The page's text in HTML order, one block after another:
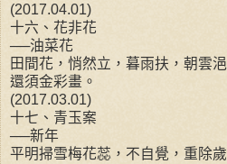
(2017.04.01)
十六、花非花
──油菜花
田間花，悄然立，暮雨扶，朝雲
還須金彩畫。
(2017.03.01)
十七、青玉案
──新年
平明掃雪梅花蕊，不自覺，重除